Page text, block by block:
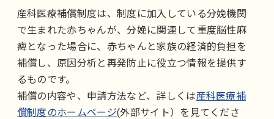
産科医療補償制度は、制度に加入している分娩機関
で生まれた赤ちゃんが、分娩に関連して重度脳性麻
痺となった場合に、赤ちゃんと家族の経済的負担を
補償し、原因分析と再発防止に役立つ情報を提供す
るものです。
補償の内容や、申請方法など、詳しくは産科医療補
償制度のホームページ(外部サイト）を見てくださ